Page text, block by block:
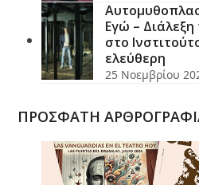
Εγώ –
στο
ελεύθερη
25 Νοεμβρίου
ΠΡΟΣΦΑΤΗ